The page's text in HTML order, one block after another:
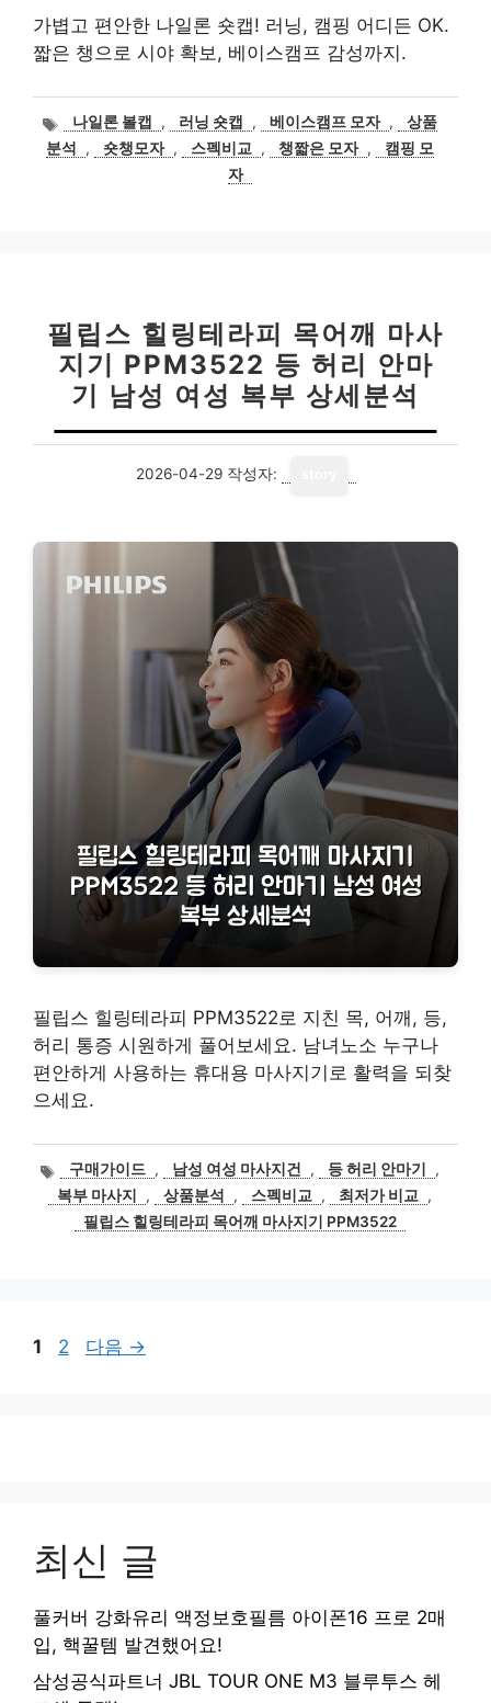
가볍고 편안한 나일론 숏캡! 러닝, 캠핑 어디든 OK.
짧은 챙으로 시야 확보, 베이스캠프 감성까지.
태
그
나일론 볼캡 , 러닝 숏캡 , 베이스캠프 모자 ,
상품
분석
, 숏챙모자 , 스펙비교 , 챙짧은 모자 ,
캠핑 모
자
필립스 힐링테라피 목어깨 마사
지기 PPM3522 등 허리 안마
기 남성 여성 복부 상세분석
2026-04-29 작성자:
필립스 힐링테라피 PPM3522로 지친 목, 어깨, 등,
허리 통증 시원하게 풀어보세요. 남녀노소 누구나
편안하게 사용하는 휴대용 마사지기로 활력을 되찾
으세요.
태
그
구매가이드 , 남성 여성 마사지건 , 등 허리 안마기
,
복부 마사지
, 상품분석 , 스펙비교 , 최저가 비교
,
필립스 힐링테라피 목어깨 마사지기 PPM3522
페
1
페
2 다음 →
최신 글
풀커버 강화유리 액정보호필름 아이폰16 프로 2매
입, 핵꿀템 발견했어요!
삼성공식파트너 JBL TOUR ONE M3 블루투스 헤